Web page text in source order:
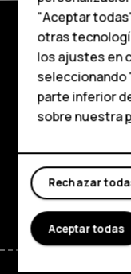
HMD
Comprar
Mi cuenta
Comprar
Acerca de
Planet and
Soporte
FacebookInstagram
"Aceptar
otras
los ajustes en
seleccionando
parte inferior
sobre nuestra
Rechazar
Aceptar todas